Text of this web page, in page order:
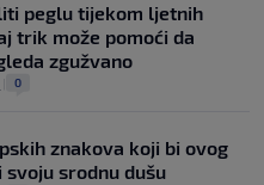
peglu tijekom ljetnih
trik može pomoći da
zgužvano
0
znakova koji bi ovog
srodnu dušu